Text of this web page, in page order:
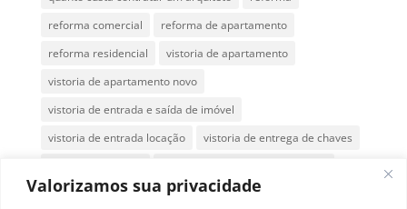
Valorizamos sua privacidade
reforma comercial
reforma de apartamento
reforma residencial
vistoria de apartamento
vistoria de apartamento novo
vistoria de entrada e saída de imóvel
vistoria de entrada locação
vistoria de entrega de chaves
vistoria de imóvel antes da entrega das chaves